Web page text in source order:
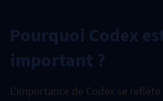
Pourquoi Codex
important ?
L'importance de Codex se